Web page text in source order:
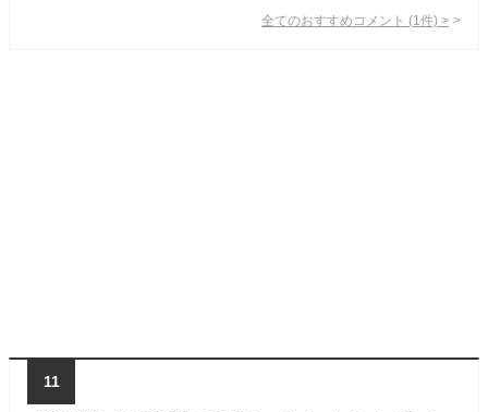
全てのおすすめコメント (1 件) >
11